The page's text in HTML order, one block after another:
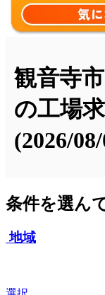
観音寺
の工場
(2026/
条件を選ん
地域